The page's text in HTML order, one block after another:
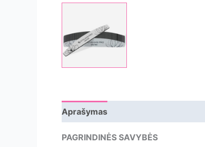
Aprašymas
PAGRINDINĖS SAVYBĖS